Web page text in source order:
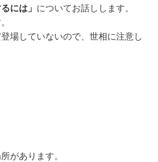
には」 についてお話しします。
場していないので、世相に注意し
があります。